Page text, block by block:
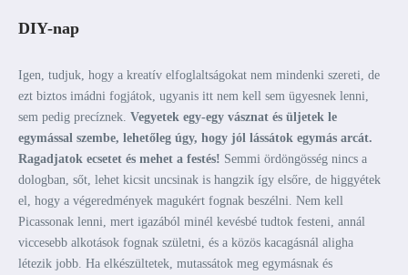
DIY-nap
Igen, tudjuk, hogy a kreatív elfoglaltságokat nem mindenki szereti, de
ezt biztos imádni fogjátok, ugyanis itt nem kell sem ügyesnek lenni,
sem pedig precíznek. Vegyetek egy-egy vásznat és üljetek le
egymással szembe, lehetőleg úgy, hogy jól lássátok egymás arcát.
Ragadjatok ecsetet és mehet a festés! Semmi ördöngösség nincs a
dologban, sőt, lehet kicsit uncsinak is hangzik így elsőre, de higgyétek
el, hogy a végeredmények magukért fognak beszélni. Nem kell
Picassonak lenni, mert igazából minél kevésbé tudtok festeni, annál
viccesebb alkotások fognak születni, és a közös kacagásnál aligha
létezik jobb. Ha elkészültetek, mutassátok meg egymásnak és